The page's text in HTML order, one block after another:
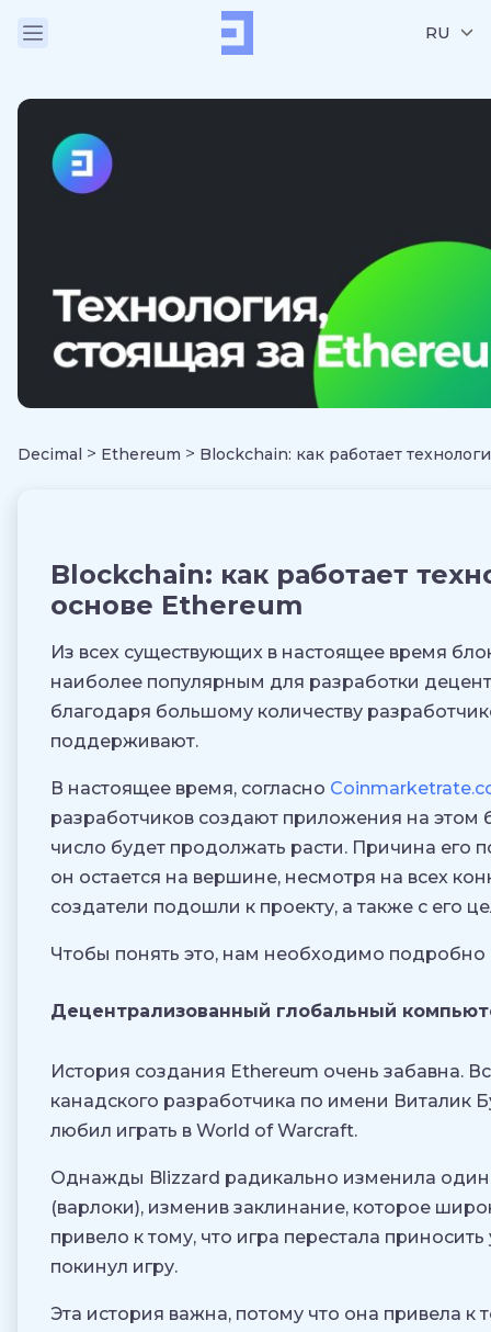
RU
Decimal > Ethereum > Blockchain: как работает
Blockchain: как работает
основе Ethereum
Из всех существующих в настоящее время
наиболее популярным для разработки
благодаря большому количеству
поддерживают.
В настоящее время, согласно
разработчиков создают приложения на этом
число будет продолжать расти. Причина его
он остается на вершине, несмотря на всех
создатели подошли к проекту, а также с его
Чтобы понять это, нам необходимо подробно
Децентрализованный глобальный
История создания Ethereum очень забавна.
канадского разработчика по имени Виталик
любил играть в World of Warcraft.
Однажды Blizzard радикально изменила один
(варлоки), изменив заклинание, которое
привело к тому, что игра перестала
покинул игру.
Эта история важна, потому что она привела к